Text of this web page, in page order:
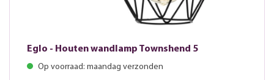
Eglo - Houten wandlamp Townshend 5
Op voorraad: maandag verzonden